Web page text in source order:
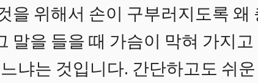
을 위해서 손이 구부러지도록 왜
말을 들을 때 가슴이 막혀 가지
냐는 것입니다. 간단하고도 쉬